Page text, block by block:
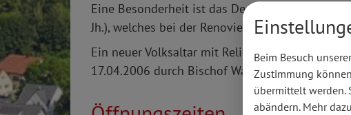
Eine Besonderheit ist das Deckengemälde,
Jh.), welches bei der Renovierung 1991
Ein neuer Volksaltar mit Reliquien des Hl.
17.04.2006 durch Bischof Walter Mixa geweiht.
Beim Besuch
Zustimmung
übermittelt werden.
abändern. Mehr